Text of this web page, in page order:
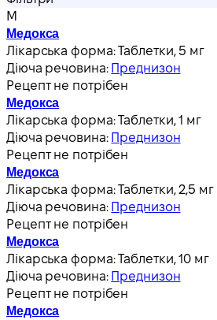
М
Медокса
Лікарська форма:Таблетки, 5 мг
Діюча речовина: Преднизон
Рецепт не потрібен
Медокса
Лікарська форма:Таблетки, 1 мг
Діюча речовина: Преднизон
Рецепт не потрібен
Медокса
Лікарська форма:Таблетки, 2,5 мг
Діюча речовина: Преднизон
Рецепт не потрібен
Медокса
Лікарська форма:Таблетки, 10 мг
Діюча речовина: Преднизон
Рецепт не потрібен
Медокса